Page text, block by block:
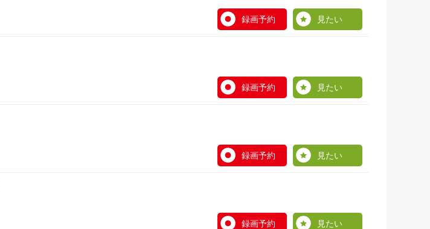
録画予約 見たい
録画予約 見たい
録画予約 見たい
録画予約 見たい